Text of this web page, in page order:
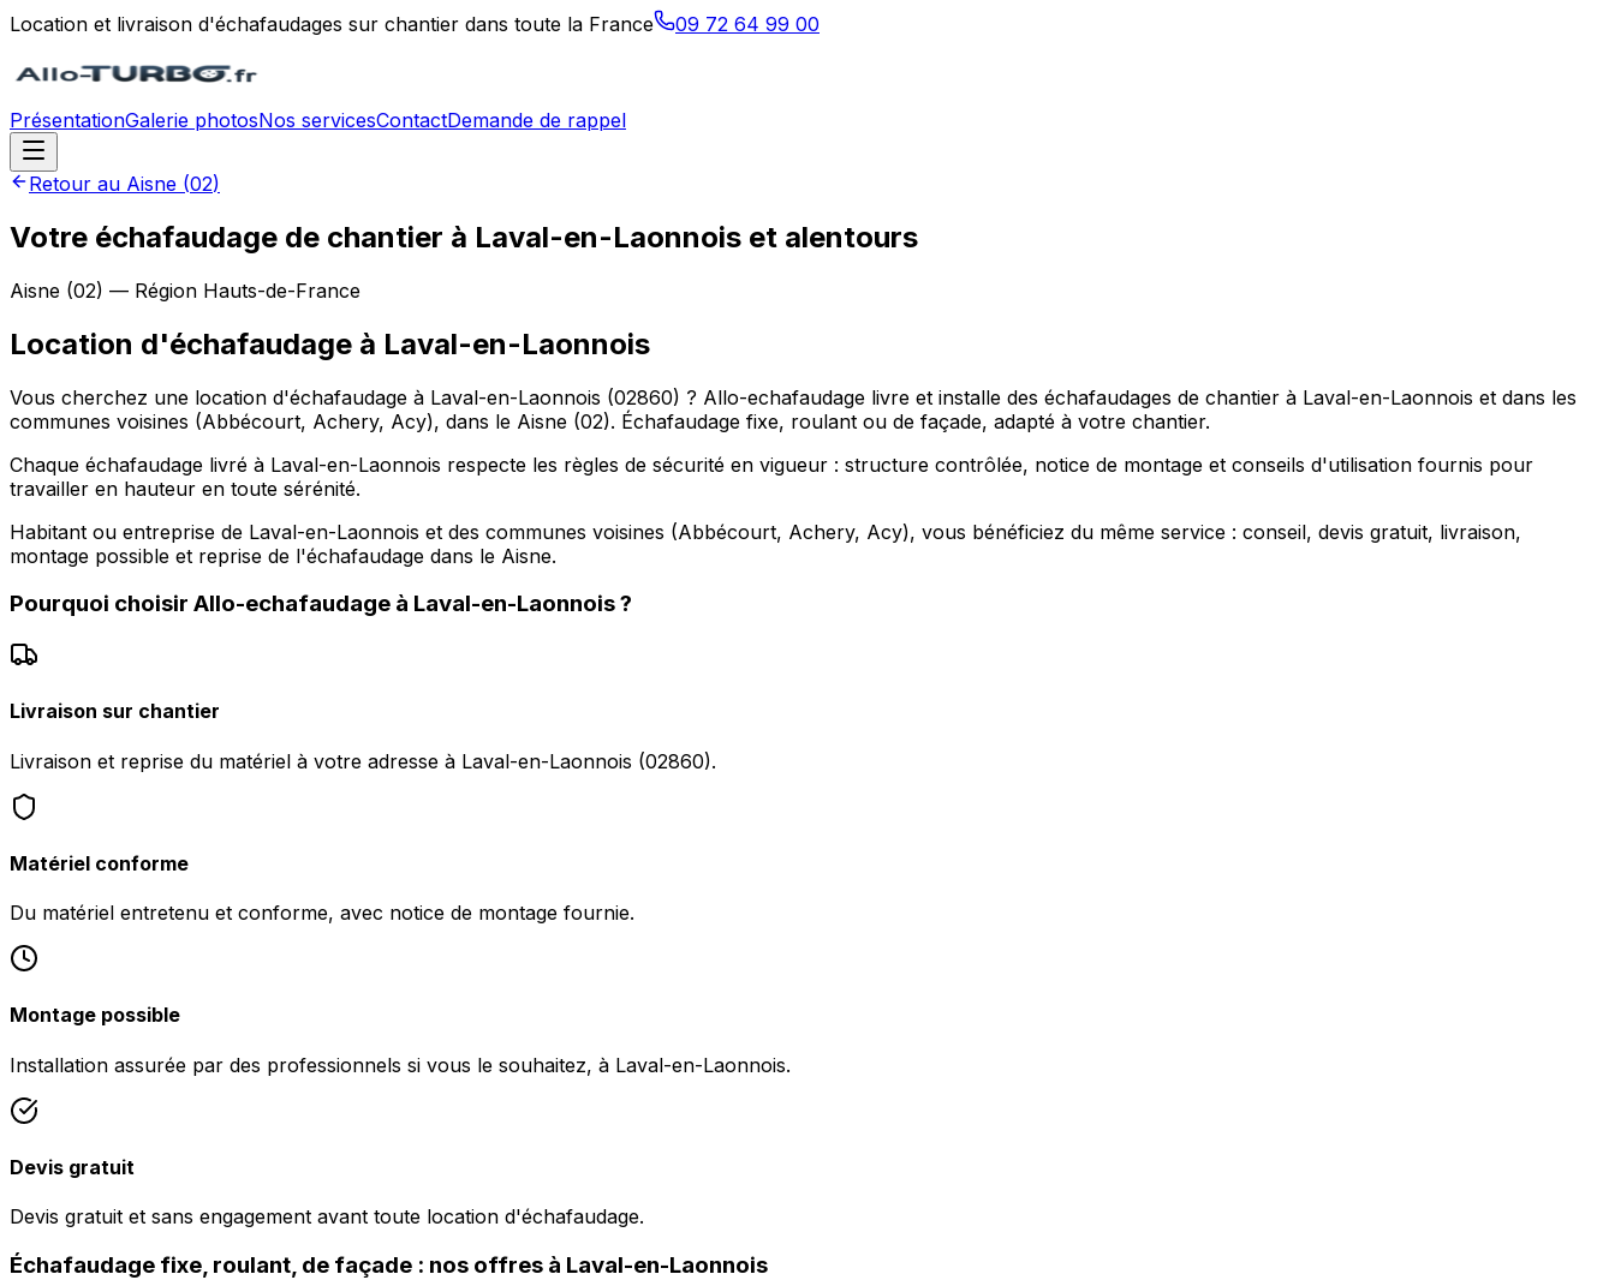
Location et livraison d'échafaudages sur chantier dans toute la France 09 72 64 99 00
PrésentationGalerie photosNos servicesContactDemande de rappel
Retour au Aisne (02)
Votre échafaudage de chantier à Laval-en-Laonnois et alentours
Aisne (02) — Région Hauts-de-France
Location d'échafaudage à Laval-en-Laonnois
Vous cherchez une location d'échafaudage à Laval-en-Laonnois (02860) ? Allo-echafaudage livre et installe des échafaudages de chantier à Laval-en-Laonnois et dans les
communes voisines (Abbécourt, Achery, Acy), dans le Aisne (02). Échafaudage fixe, roulant ou de façade, adapté à votre chantier.
Chaque échafaudage livré à Laval-en-Laonnois respecte les règles de sécurité en vigueur : structure contrôlée, notice de montage et conseils d'utilisation fournis pour
travailler en hauteur en toute sérénité.
Habitant ou entreprise de Laval-en-Laonnois et des communes voisines (Abbécourt, Achery, Acy), vous bénéficiez du même service : conseil, devis gratuit, livraison,
montage possible et reprise de l'échafaudage dans le Aisne.
Pourquoi choisir Allo-echafaudage à Laval-en-Laonnois?
Livraison sur chantier
Livraison et reprise du matériel à votre adresse à Laval-en-Laonnois (02860).
Matériel conforme
Du matériel entretenu et conforme, avec notice de montage fournie.
Montage possible
Installation assurée par des professionnels si vous le souhaitez, à Laval-en-Laonnois.
Devis gratuit
Devis gratuit et sans engagement avant toute location d'échafaudage.
Échafaudage fixe, roulant, de façade : nos offres à Laval-en-Laonnois